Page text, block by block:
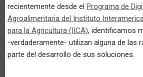
recientemente desde el Programa de
Agroalimentaria del Instituto
para la Agricultura (IICA), identificamos
-verdaderamente- utilizan alguna de las
parte del desarrollo de sus soluciones.